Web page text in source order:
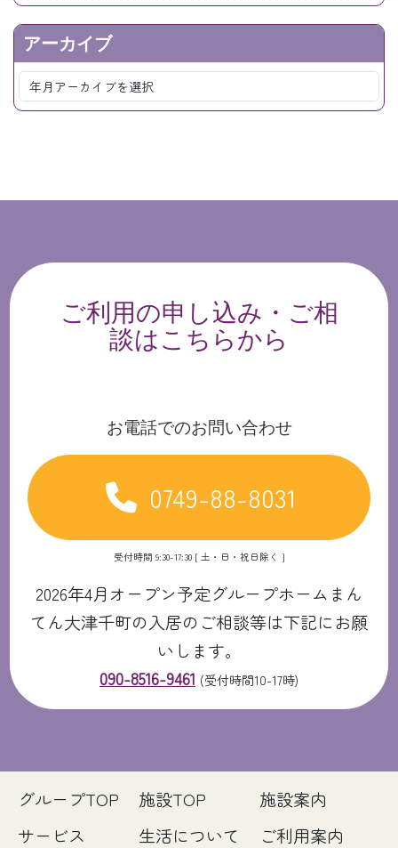
アーカイブ
ご利用の申し込み・ご相
談はこちらから
お電話でのお問い合わせ
0749-88-8031
受付時間 9:30-17:30 [ 土・日・祝日除く ]
2026年4月オープン予定グループホームまん
てん大津千町の入居のご相談等は下記にお願
いします。
090-8516-9461 (受付時間10-17時)
グループTOP 施設TOP
施設案内
サービス
生活について ご利用案内